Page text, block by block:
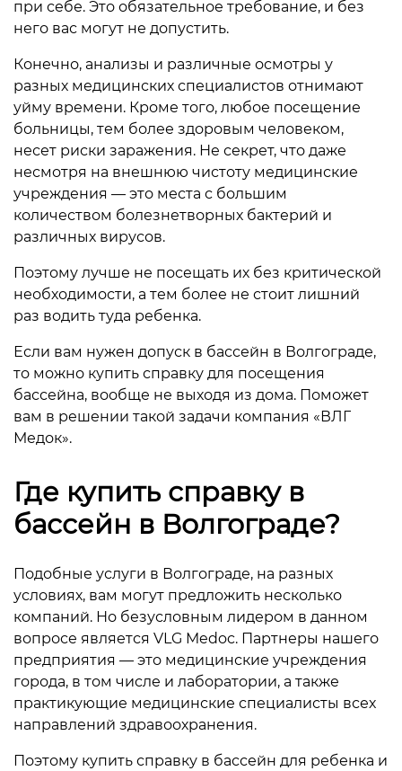
при себе. Это обязательное требование, и без
него вас могут не допустить.
Конечно, анализы и различные осмотры у
разных медицинских специалистов отнимают
уйму времени. Кроме того, любое посещение
больницы, тем более здоровым человеком,
несет риски заражения. Не секрет, что даже
несмотря на внешнюю чистоту медицинские
учреждения — это места с большим
количеством болезнетворных бактерий и
различных вирусов.
Поэтому лучше не посещать их без критической
необходимости, а тем более не стоит лишний
раз водить туда ребенка.
Если вам нужен допуск в бассейн в Волгограде,
то можно купить справку для посещения
бассейна, вообще не выходя из дома. Поможет
вам в решении такой задачи компания «ВЛГ
Медок».
Где купить справку в
бассейн в Волгограде?
Подобные услуги в Волгограде, на разных
условиях, вам могут предложить несколько
компаний. Но безусловным лидером в данном
вопросе является VLG Medoc. Партнеры нашего
предприятия — это медицинские учреждения
города, в том числе и лаборатории, а также
практикующие медицинские специалисты всех
направлений здравоохранения.
Поэтому купить справку в бассейн для ребенка и